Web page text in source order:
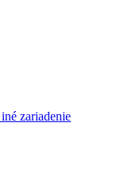
zariadenie